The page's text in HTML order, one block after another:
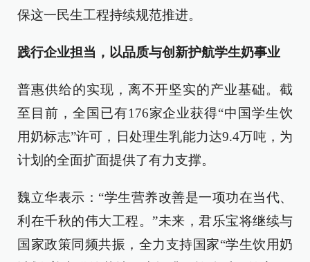
保这一民生工程持续规范推进。
践行企业担当，以品质与创新护航学生奶事业
普惠供给的实现，离不开坚实的产业基础。截
至目前，全国已有176家企业获得“中国学生饮
用奶标志”许可，日处理生乳能力达9.4万吨，为
计划的全面扩面提供了有力支撑。
魏立华表示：“学生营养改善是一项功在当代、
利在千秋的伟大工程。”未来，君乐宝将继续与
国家政策同频共振，全力支持国家“学生饮用奶